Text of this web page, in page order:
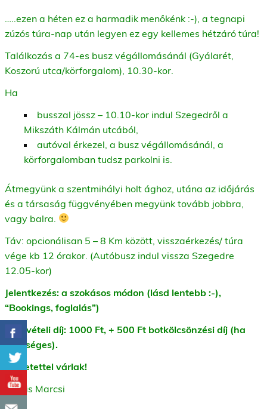
…..ezen a héten ez a harmadik menőkénk :-), a tegnapi
zúzós túra-nap után legyen ez egy kellemes hétzáró túra!
Találkozás a 74-es busz végállomásánál (Gyálarét,
Koszorú utca/körforgalom), 10.30-kor.
Ha
busszal jössz – 10.10-kor indul Szegedről a
Mikszáth Kálmán utcából,
autóval érkezel, a busz végállomásánál, a
körforgalomban tudsz parkolni is.
Átmegyünk a szentmihályi holt ághoz, utána az időjárás
és a társaság függvényében megyünk tovább jobbra,
vagy balra.
Táv: opcionálisan 5 – 8 Km között, visszaérkezés/ túra
vége kb 12 órakor. (Autóbusz indul vissza Szegedre
12.05-kor)
Jelentkezés: a szokásos módon (lásd lentebb :-),
“Bookings, foglalás”)
Részvételi díj: 1000 Ft, + 500 Ft botkölcsönzési díj (ha
szükséges).
Szeretettel várlak!
Kocsis Marcsi